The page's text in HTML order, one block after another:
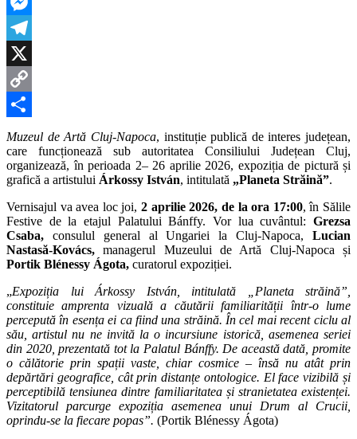
Messenger
Telegram
X
Copy
Link
Partajează
Muzeul de Artă Cluj-Napoca, instituție publică de interes județean,
care funcționează sub autoritatea Consiliului Județean Cluj,
organizează, în perioada 2– 26 aprilie 2026, expoziția de pictură și
grafică a artistului Árkossy István, intitulată „Planeta Străină”.
Vernisajul va avea loc joi,2 aprilie 2026, de la ora 17:00, în Sălile
Festive de la etajul Palatului Bánffy. Vor lua cuvântul: Grezsa
Csaba, consulul general al Ungariei la Cluj-Napoca, Lucian
Nastasă-Kovács, managerul Muzeului de Artă Cluj-Napoca și
Portik Blénessy Ágota, curatorul expoziției.
„Expoziția lui Árkossy István, intitulată „Planeta străină”,
constituie amprenta vizuală a căutării familiarității într-o lume
percepută în esența ei ca fiind una străină. În cel mai recent ciclu al
său, artistul nu ne invită la o incursiune istorică, asemenea seriei
din 2020, prezentată tot la Palatul Bánffy. De această dată, promite
o călătorie prin spații vaste, chiar cosmice – însă nu atât prin
depărtări geografice, cât prin distanțe ontologice. El face vizibilă și
perceptibilă tensiunea dintre familiaritatea și stranietatea existenței.
Vizitatorul parcurge expoziția asemenea unui Drum al Crucii,
oprindu-se la fiecare popas”. (Portik Blénessy Ágota)